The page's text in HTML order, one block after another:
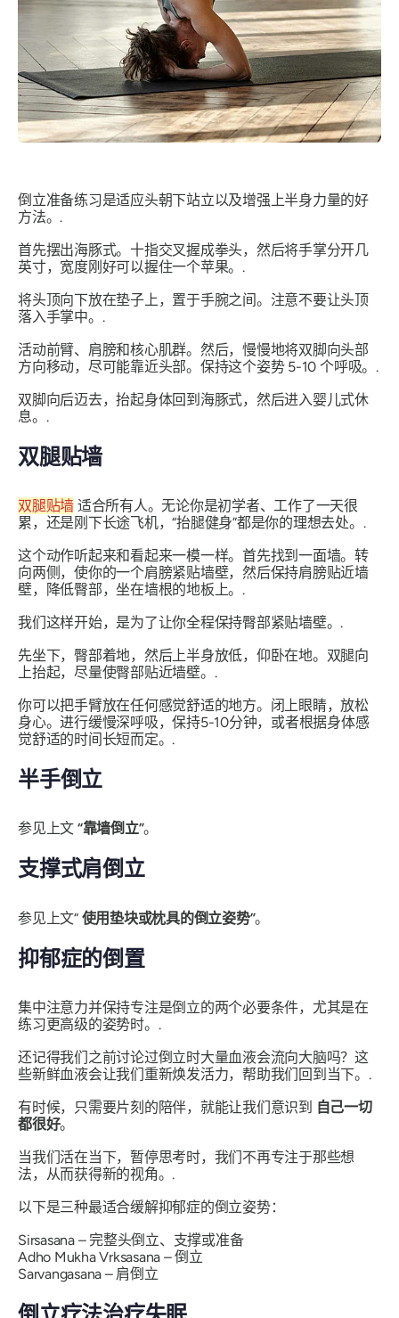
倒立准备练习是适应头朝下站立以及增强上半身力量的好
方法。.
首先摆出海豚式。十指交叉握成拳头，然后将手掌分开几
英寸，宽度刚好可以握住一个苹果。.
将头顶向下放在垫子上，置于手腕之间。注意不要让头顶
落入手掌中。.
活动前臂、肩膀和核心肌群。然后，慢慢地将双脚向头部
方向移动，尽可能靠近头部。保持这个姿势 5-10 个呼吸。.
双脚向后迈去，抬起身体回到海豚式，然后进入婴儿式休
息。.
双腿贴墙
双腿贴墙 适合所有人。无论你是初学者、工作了一天很
累，还是刚下长途飞机，“抬腿健身”都是你的理想去处。.
这个动作听起来和看起来一模一样。首先找到一面墙。转
向两侧，使你的一个肩膀紧贴墙壁，然后保持肩膀贴近墙
壁，降低臀部，坐在墙根的地板上。.
我们这样开始，是为了让你全程保持臀部紧贴墙壁。.
先坐下，臀部着地，然后上半身放低，仰卧在地。双腿向
上抬起，尽量使臀部贴近墙壁。.
你可以把手臂放在任何感觉舒适的地方。闭上眼睛，放松
身心。进行缓慢深呼吸，保持5-10分钟，或者根据身体感
觉舒适的时间长短而定。.
半手倒立
参见上文 “靠墙倒立”。
支撑式肩倒立
参见上文“ 使用垫块或枕具的倒立姿势”。
抑郁症的倒置
集中注意力并保持专注是倒立的两个必要条件，尤其是在
练习更高级的姿势时。.
还记得我们之前讨论过倒立时大量血液会流向大脑吗？这
些新鲜血液会让我们重新焕发活力，帮助我们回到当下。.
有时候，只需要片刻的陪伴，就能让我们意识到 自己一切
都很好。
当我们活在当下，暂停思考时，我们不再专注于那些想
法，从而获得新的视角。.
以下是三种最适合缓解抑郁症的倒立姿势：
Sirsasana– 完整头倒立、支撑或准备
Adho Mukha Vrksasana – 倒立
Sarvangasana – 肩倒立